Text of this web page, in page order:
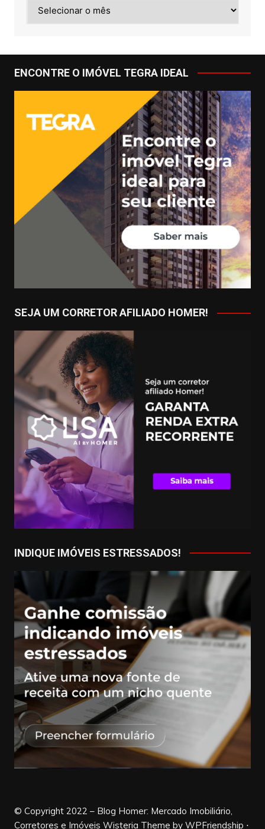
ENCONTRE O IMÓVEL TEGRA IDEAL
SEJA UM CORRETOR AFILIADO HOMER!
INDIQUE IMÓVEIS ESTRESSADOS!
© Copyright 2022 – Blog Homer: Mercado Imobiliário,
Corretores e Imóveis Wisteria Theme by WPFriendship ⋅